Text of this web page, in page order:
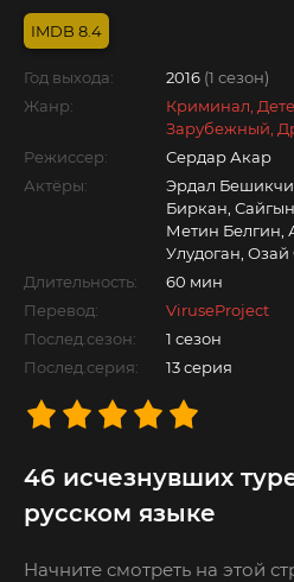
8.4
Год выхода: 2016 (1 сезон)
Жанр:
Криминал,
Зарубежный,
Режиссер:
Сердар Акар
Актёры:
Эрдал
Биркан,
Метин Белгин,
Улудоган, Озай
Длительность:
60 мин
Перевод:
ViruseProject
Послед.сезон:
1 сезон
Послед.серия:
13 серия
46 исчезнувших
русском языке
Начните смотреть на этой